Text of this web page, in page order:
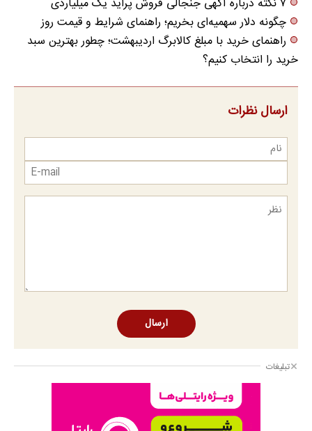
۷ نکته درباره آگهی جنجالی فروش پراید یک میلیاردی
چگونه دلار سهمیه‌ای بخریم؛ راهنمای شرایط و قیمت روز
راهنمای خرید با مبلغ کالابرگ اردیبهشت؛ چطور بهترین سبد
خرید را انتخاب کنیم؟
ارسال نظرات
ارسال
تبلیغات